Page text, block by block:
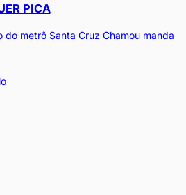
PICA
do metrô Santa Cruz Chamou manda